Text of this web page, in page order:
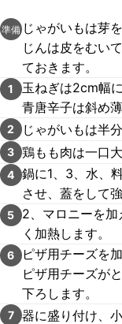
準備 じゃがいもは芽
じんは皮をむい
ておきます。
1
玉ねぎは2cm幅
青唐辛子は斜め
2 じゃがいもは半
3 鶏もも肉は一口
4 鍋に1、3、水、
させ、蓋をして
5
2、マロニーを
く加熱します。
6
ピザ用チーズを
ピザ用チーズが
下ろします。
7 器に盛り付け、